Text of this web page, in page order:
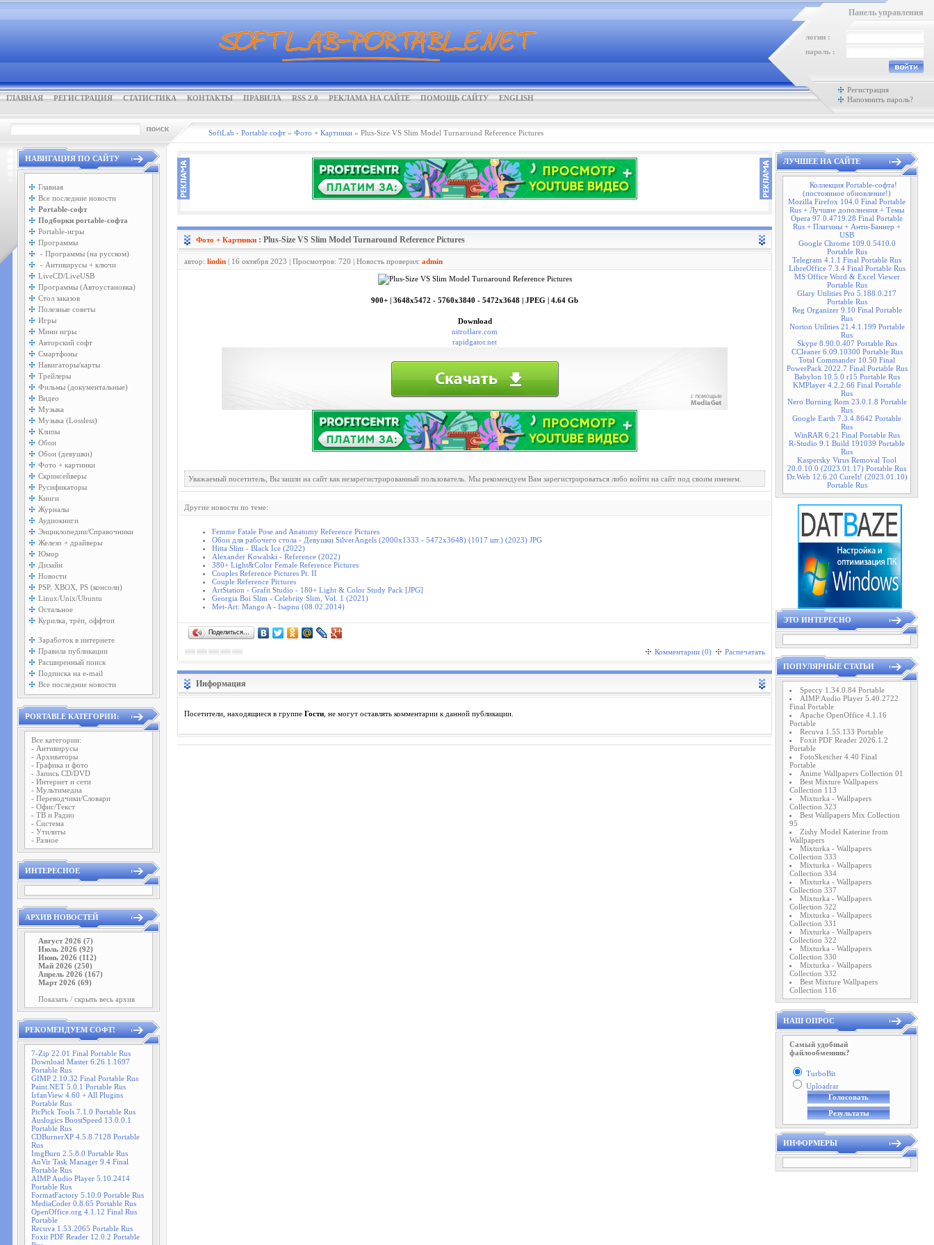
ГЛАВНАЯ РЕГИСТРАЦИЯ СТАТИСТИКА КОНТАКТЫ ПРАВИЛА RSS 2.0 РЕКЛАМА НА САЙТЕ ПОМОЩЬ САЙТУ ENGLISH
Панель управления
логин :
пароль :
Регистрация
Напомнить пароль?
SoftLab - Portable софт » Фото + Картинки » Plus-Size VS Slim Model Turnaround Reference Pictures
НАВИГАЦИЯ ПО САЙТУ
Главная
Все последние новости
Portable-софт
Подборки portable-софта
Portable-игры
Программы
- Программы (на русском)
- Антивирусы + ключи
LiveCD/LiveUSB
Программы (Автоустановка)
Стол заказов
Полезные советы
Игры
Мини игры
Авторский софт
Смартфоны
Навигаторы/карты
Трейлеры
Фильмы (документальные)
Видео
Музыка
Музыка (Lossless)
Клипы
Обои
Обои (девушки)
Фото + картинки
Скринсейверы
Русификаторы
Книги
Журналы
Аудиокниги
Энциклопедии/Справочники
Железо + драйверы
Юмор
Дизайн
Новости
PSP, XBOX, PS (консоли)
Linux/Unix/Ubuntu
Остальное
Курилка, трёп, оффтоп
Заработок в интернете
Правила публикации
Расширенный поиск
Подписка на e-mail
Все последние новости
PORTABLE КАТЕГОРИИ:
Все категории:
- Антивирусы
- Архиваторы
- Графика и фото
- Запись CD/DVD
- Интернет и сети
- Мультимедиа
- Переводчики/Словари
- Офис/Текст
- ТВ и Радио
- Система
- Утилиты
- Разное
ИНТЕРЕСНОЕ
АРХИВ НОВОСТЕЙ
Август 2026 (7)
Июль 2026 (92)
Июнь 2026 (112)
Май 2026 (250)
Апрель 2026 (167)
Март 2026 (69)
Показать / скрыть весь архив
РЕКОМЕНДУЕМ СОФТ!
7-Zip 22.01 Final Portable Rus
Download Master 6.26.1.1697
Portable Rus
GIMP 2.10.32 Final Portable Rus
Paint.NET 5.0.1 Portable Rus
IrfanView 4.60 + All Plugins
Portable Rus
PicPick Tools 7.1.0 Portable Rus
Auslogics BoostSpeed 13.0.0.1
Portable Rus
CDBurnerXP 4.5.8.7128 Portable
Rus
ImgBurn 2.5.8.0 Portable Rus
AnVir Task Manager 9.4 Final
Portable Rus
AIMP Audio Player 5.10.2414
Portable Rus
FormatFactory 5.10.0 Portable Rus
MediaCoder 0.8.65 Portable Rus
OpenOffice.org 4.1.12 Final Rus
Portable
Recuva 1.53.2065 Portable Rus
Foxit PDF Reader 12.0.2 Portable
Фото + Картинки : Plus-Size VS Slim Model Turnaround Reference Pictures
автор: lindin | 16 октября 2023 | Просмотров: 720 | Новость проверил: admin
900+ | 3648x5472 - 5760x3840 - 5472x3648 | JPEG | 4.64 Gb
Download
nitroflare.com
rapidgator.net
Уважаемый посетитель, Вы зашли на сайт как незарегистрированный пользователь. Мы рекомендуем Вам зарегистрироваться либо войти на сайт под своим именем.
Другие новости по теме:
Femme Fatale Pose and Anatomy Reference Pictures
Обои для рабочего стола - Девушки SilverAngels (2000x1333 - 5472x3648) (1017 шт.) (2023) JPG
Hitta Slim - Black Ice (2022)
Alexander Kowalski - Reference (2022)
380+ Light&Color Female Reference Pictures
Couples Reference Pictures Pt. II
Couple Reference Pictures
ArtStation - Grafit Studio - 180+ Light & Color Study Pack [JPG]
Georgia Boi Slim - Celebrity Slim, Vol. 1 (2021)
Met-Art: Mango A - Isapnu (08.02.2014)
Поделиться…
Комментарии (0) Распечатать
Информация
Посетители, находящиеся в группе Гости , не могут оставлять комментарии к данной публикации.
ЛУЧШЕЕ НА САЙТЕ
Коллекция Portable-софта!
(постоянное обновление!)
Mozilla Firefox 104.0 Final Portable
Rus + Лучшие дополнения + Темы
Opera 97.0.4719.28 Final Portable
Rus + Плагины + Анти-Баннер +
USB
Google Chrome 109.0.5410.0
Portable Rus
Telegram 4.1.1 Final Portable Rus
LibreOffice 7.3.4 Final Portable Rus
MS Office Word & Excel Viewer
Portable Rus
Glary Utilities Pro 5.188.0.217
Portable Rus
Reg Organizer 9.10 Final Portable
Rus
Norton Utilities 21.4.1.199 Portable
Rus
Skype 8.90.0.407 Portable Rus
CCleaner 6.09.10300 Portable Rus
Total Commander 10.50 Final
PowerPack 2022.7 Final Portable Rus
Babylon 10.5.0 r15 Portable Rus
KMPlayer 4.2.2.66 Final Portable
Rus
Nero Burning Rom 23.0.1.8 Portable
Rus
Google Earth 7.3.4.8642 Portable
Rus
WinRAR 6.21 Final Portable Rus
R-Studio 9.1 Build 191039 Portable
Rus
Kaspersky Virus Removal Tool
20.0.10.0 (2023.01.17) Portable Rus
Dr.Web 12.6.20 CureIt! (2023.01.10)
Portable Rus
ЭТО ИНТЕРЕСНО
ПОПУЛЯРНЫЕ СТАТЬИ
Speccy 1.34.0.84 Portable
AIMP Audio Player 5.40.2722
Final Portable
Apache OpenOffice 4.1.16
Portable
Recuva 1.55.133 Portable
Foxit PDF Reader 2026.1.2
Portable
FotoSketcher 4.40 Final
Portable
Anime Wallpapers Collection 01
Best Mixture Wallpapers
Collection 113
Mixturka - Wallpapers
Collection 323
Best Wallpapers Mix Collection
95
Zishy Model Katerine from
Wallpapers
Mixturka - Wallpapers
Collection 333
Mixturka - Wallpapers
Collection 334
Mixturka - Wallpapers
Collection 337
Mixturka - Wallpapers
Collection 322
Mixturka - Wallpapers
Collection 331
Mixturka - Wallpapers
Collection 322
Mixturka - Wallpapers
Collection 330
Mixturka - Wallpapers
Collection 332
Best Mixture Wallpapers
Collection 116
НАШ ОПРОС
Самый удобный
файлообменник?
TurboBit
Uploadrar
ИНФОРМЕРЫ